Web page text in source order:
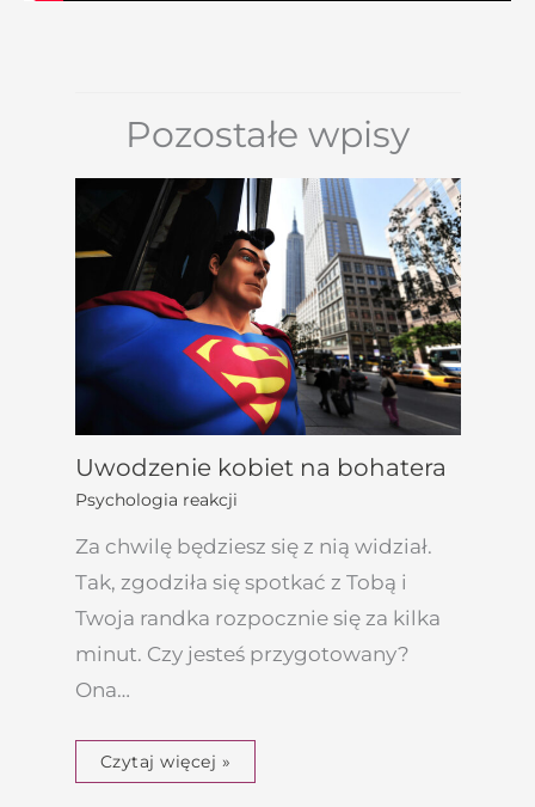
Pozostałe wpisy
Uwodzenie kobiet na bohatera
Psychologia reakcji
Za chwilę będziesz się z nią widział.
Tak, zgodziła się spotkać z Tobą i
Twoja randka rozpocznie się za kilka
minut. Czy jesteś przygotowany?
Ona…
Czytaj więcej »